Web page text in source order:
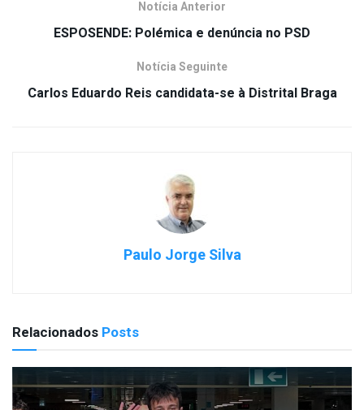
Notícia Anterior
ESPOSENDE: Polémica e denúncia no PSD
Notícia Seguinte
Carlos Eduardo Reis candidata-se à Distrital Braga
Paulo Jorge Silva
Relacionados Posts